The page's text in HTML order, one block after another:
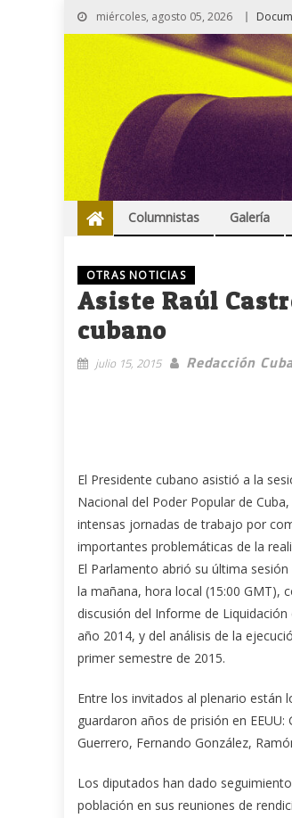
miércoles, agosto 05, 2026
Columnistas Galería
OTRAS NOTICIAS
Asiste Raúl
cubano
julio 15, 2015 Redacción
El Presidente cubano asistió a la
Nacional del Poder Popular de
intensas jornadas de trabajo por
importantes problemáticas de la
El Parlamento abrió su última
la mañana, hora local (15:00 GMT),
discusión del Informe de
año 2014, y del análisis de la
primer semestre de 2015.
Entre los invitados al plenario están
guardaron años de prisión en
Guerrero, Fernando González,
Los diputados han dado
población en sus reuniones de